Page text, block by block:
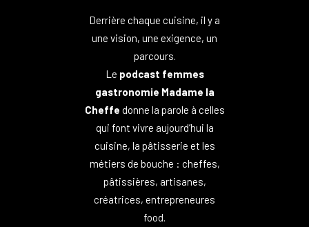
Derrière chaque cuisine, il y a
une vision, une exigence, un
parcours.
Le podcast femmes
gastronomie Madame la
Cheffe donne la parole à celles
qui font vivre aujourd’hui la
cuisine, la pâtisserie et les
métiers de bouche : cheffes,
pâtissières, artisanes,
créatrices, entrepreneures
food.